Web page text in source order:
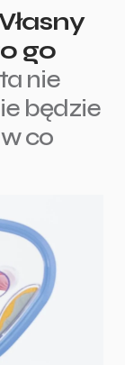
go
nie
będzie
co